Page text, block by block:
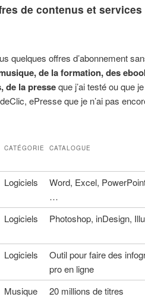
de contenus et
quelques offres d’abonnement
de la formation, des
de la presseque j’ai testé ou que
ePresse que je n’ai pas
CATÉGORIE CATALOGUE
Logiciels
Word, Excel,
…
Logiciels Photoshop, inDesign,
Logiciels
Outil pour faire des
pro en ligne
Musique 20 millions de titres